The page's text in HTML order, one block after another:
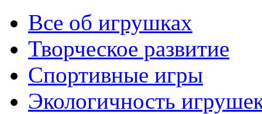
Все об игрушках
Творческое развитие
Спортивные игры
Экологичность